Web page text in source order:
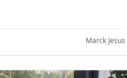
Marck Jesus